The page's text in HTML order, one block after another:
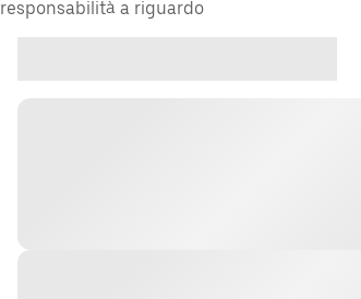
responsabilità a riguardo